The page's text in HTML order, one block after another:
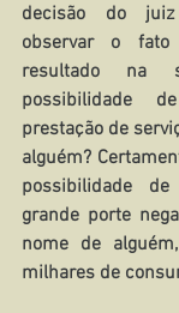
decisão do
observar o
resultado na
possibilidade
prestação de
alguém?
possibilidade
grande porte
nome de
milhares de